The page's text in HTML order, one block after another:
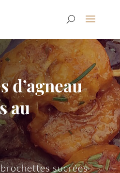
d’agneau
au
sucrées-